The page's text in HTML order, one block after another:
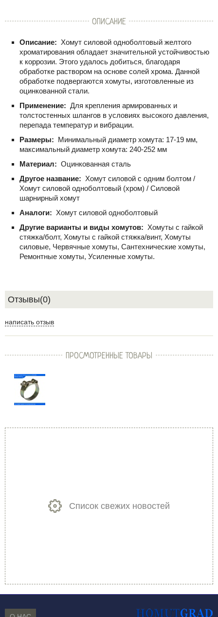
ОПИСАНИЕ
Описание: Хомут силовой одноболтовый желтого
хроматирования обладает значительной устойчивостью
к коррозии. Этого удалось добиться, благодаря
обработке раствором на основе солей хрома. Данной
обработке подвергаются хомуты, изготовленные из
оцинкованной стали.
Применение: Для крепления армированных и
толстостенных шлангов в условиях высокого давления,
перепада температур и вибрации.
Размеры: Минимальный диаметр хомута: 17-19 мм,
максимальный диаметр хомута: 240-252 мм
Материал: Оцинкованная сталь
Другое название: Хомут силовой с одним болтом /
Хомут силовой одноболтовый (хром) / Силовой
шарнирный хомут
Аналоги: Хомут силовой одноболтовый
Другие варианты и виды хомутов: Хомуты с гайкой
стяжка/болт, Хомуты с гайкой стяжка/винт, Хомуты
силовые, Червячные хомуты, Сантехнические хомуты,
Ремонтные хомуты, Усиленные хомуты.
Отзывы(0)
написать отзыв
ПРОСМОТРЕННЫЕ ТОВАРЫ
Список свежих новостей